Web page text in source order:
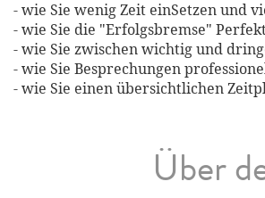
- wie Sie wenig Zeit einSetzen und
- wie Sie die "Erfolgsbremse"
- wie Sie zwischen wichtig und
- wie Sie Besprechungen
- wie Sie einen übersichtlichen
Über